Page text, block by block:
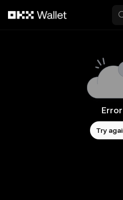
Error
Try